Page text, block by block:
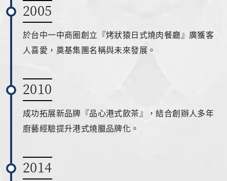
聯絡我們
Contact Us
お問い合わせ
網站導覽
Sitemap
ウェブサイトマップ
2005
於台中一中商圈創立『烤狀猿日式燒肉餐廳』廣獲客
人喜愛，奠基集團名稱與未來發展。
2010
成功拓展新品牌『品心港式飲茶』，結合創辦人多年
廚藝經驗提升港式燒臘品牌化。
2014